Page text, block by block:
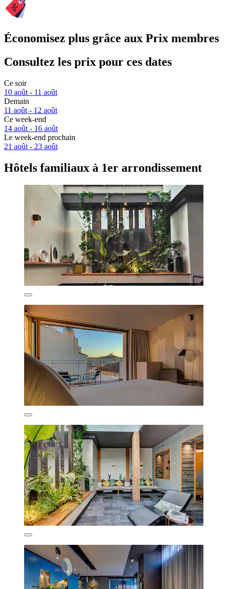
Économisez plus grâce aux Prix membres
Consultez les prix pour ces dates
Ce soir
10 août - 11 août
Demain
11 août - 12 août
Ce week-end
14 août - 16 août
Le week-end prochain
21 août - 23 août
Hôtels familiaux à 1er arrondissement